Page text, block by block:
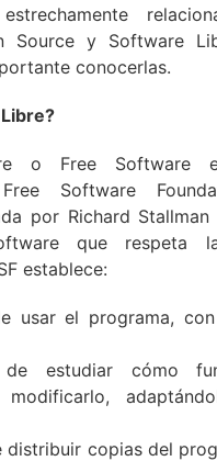
Source y Software
conocerlas.
o Free Software
Software
por Richard
que respeta
establece:
usar el programa,
estudiar cómo
distribuir copias del